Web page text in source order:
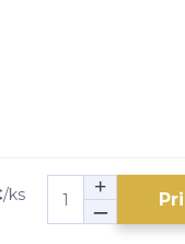
/ks